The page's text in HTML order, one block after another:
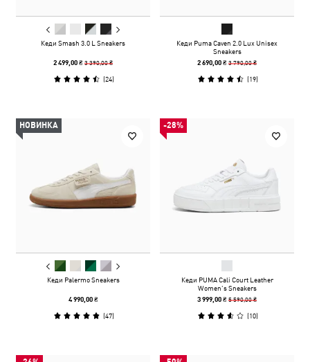
Кеди Smash 3.0 L Sneakers
2 499,00 ₴3 390,00 ₴
(24)
Кеди Puma Caven 2.0 Lux Unisex
Sneakers
2 690,00 ₴3 790,00 ₴
(19)
НОВИНКА
Кеди Palermo Sneakers
4 990,00 ₴
(47)
-28%
Кеди PUMA Cali Court Leather
Women’s Sneakers
3 999,00 ₴5 590,00 ₴
(10)